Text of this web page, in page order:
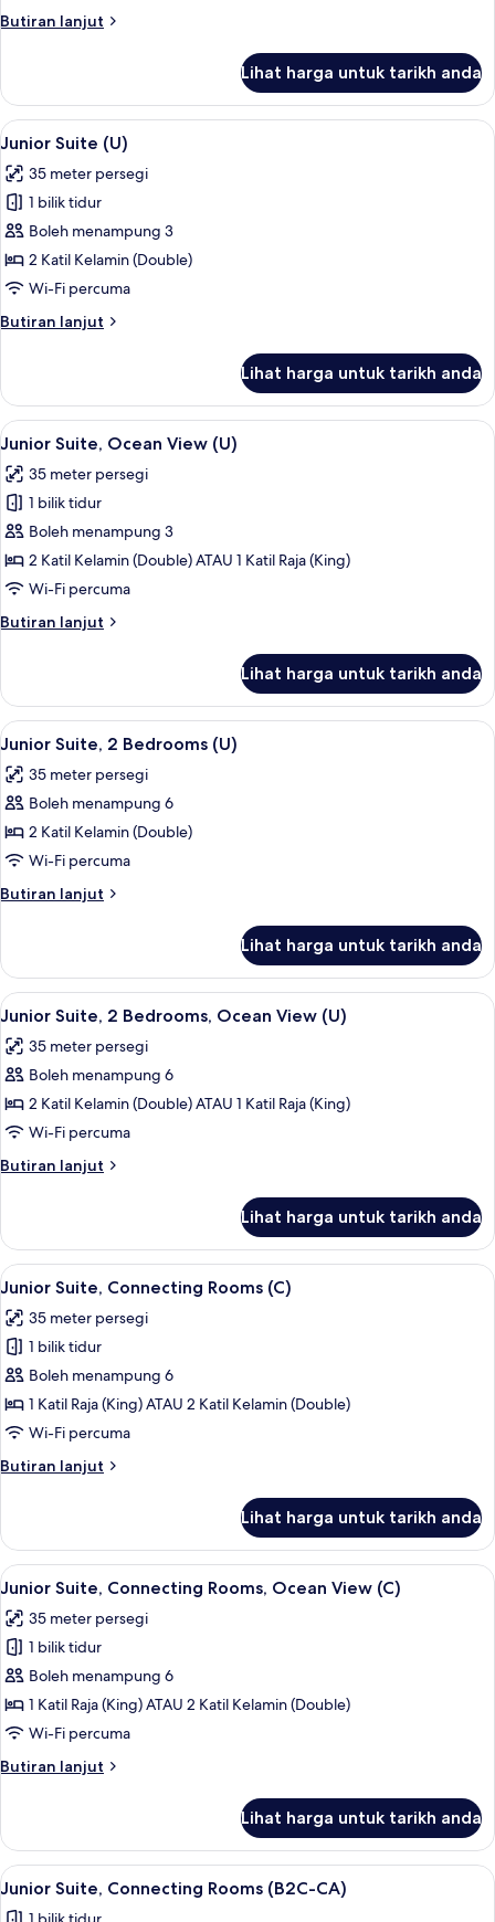
View
Butiran lanjut
Butiran
Jetted
Tub,
Ocean
(B2C-
CA)
Lihat harga untuk tarikh anda
Lihat
semua
foto
untuk
Junior
Suite
(U)
Bar mini, peti besi dalam bilik,
2
Junior Suite (U)
35 meter persegi
1 bilik tidur
Boleh menampung 3
2 Katil Kelamin (Double)
Wi-Fi percuma
Butiran lanjut
Butiran
Suite
(U)
Lihat harga untuk tarikh anda
Lihat
semua
foto
untuk
Junior
Suite,
Ocean
(U)
Bar mini, peti besi dalam bilik,
2
Junior Suite, Ocean View (U)
35 meter persegi
1 bilik tidur
Boleh menampung 3
2 Katil Kelamin (Double) ATAU 1 Katil Raja (King)
Wi-Fi percuma
Butiran lanjut
Butiran
Suite,
Ocean
View
Lihat harga untuk tarikh anda
Lihat
semua
foto
untuk
Junior
Suite,
2
Bedrooms
Bar mini, peti besi dalam bilik,
2
Junior Suite, 2 Bedrooms (U)
35 meter persegi
Boleh menampung 6
2 Katil Kelamin (Double)
Wi-Fi percuma
Butiran lanjut
Butiran
Suite,
Bedrooms
Lihat harga untuk tarikh anda
Lihat
semua
foto
untuk
Junior
Suite,
2
Bedrooms,
View
(U)
Bar mini, peti besi dalam bilik,
2
Junior Suite, 2 Bedrooms, Ocean View (U)
35 meter persegi
Boleh menampung 6
2 Katil Kelamin (Double) ATAU 1 Katil Raja (King)
Wi-Fi percuma
Butiran lanjut
Butiran
Suite,
Bedrooms,
View
(U)
Lihat harga untuk tarikh anda
Lihat
semua
foto
untuk
Junior
Suite,
Connecting
(C)
Bar mini, peti besi dalam bilik,
2
Junior Suite, Connecting Rooms (C)
35 meter persegi
1 bilik tidur
Boleh menampung 6
1 Katil Raja (King) ATAU 2 Katil Kelamin (Double)
Wi-Fi percuma
Butiran lanjut
Butiran
Suite,
Connecting
Rooms
Lihat harga untuk tarikh anda
Lihat
semua
foto
untuk
Junior
Suite,
Connecting
Ocean
Bar mini, peti besi dalam bilik,
2
Junior Suite, Connecting Rooms, Ocean View (C)
35 meter persegi
1 bilik tidur
Boleh menampung 6
1 Katil Raja (King) ATAU 2 Katil Kelamin (Double)
Wi-Fi percuma
Butiran lanjut
Butiran
Suite,
Connecting
Rooms,
Lihat harga untuk tarikh anda
Lihat
semua
Bar mini, peti besi dalam bilik,
2
Junior Suite, Connecting Rooms (B2C-CA)